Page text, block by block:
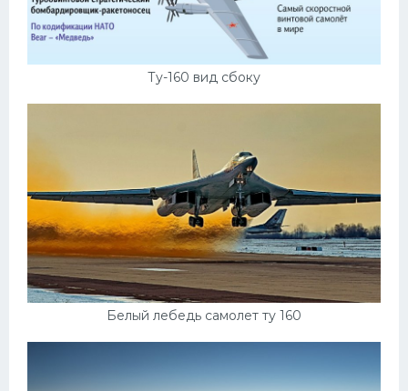
Ту-160 вид сбоку
Белый лебедь самолет ту 160